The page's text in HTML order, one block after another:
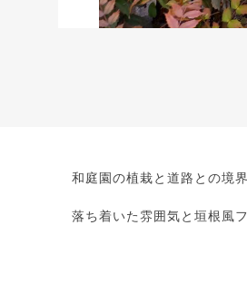
和庭園の植栽と道路との境界
落ち着いた雰囲気と垣根風